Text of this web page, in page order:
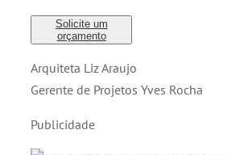
Solicite um
orçamento
Arquiteta Liz Araujo
Gerente de Projetos Yves Rocha
Publicidade